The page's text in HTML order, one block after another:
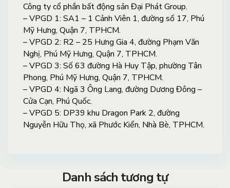
Công ty cổ phần bất động sản Đại Phát Group.
– VPGD 1: SA1 – 1 Cảnh Viên 1, đường số 17, Phú
Mỹ Hưng, Quận 7, TPHCM.
– VPGD 2: R2 – 25 Hưng Gia 4, đường Phạm Văn
Nghị, Phú Mỹ Hưng, Quận 7, TPHCM.
– VPGD 3: Số 63 đường Hà Huy Tập, phường Tân
Phong, Phú Mỹ Hưng, Quận 7, TPHCM.
– VPGD 4: Ngã 3 Ông Lang, đường Dương Đông –
Cửa Cạn, Phú Quốc.
– VPGD 5: DP39 khu Dragon Park 2, đường
Nguyễn Hữu Thọ, xã Phước Kiển, Nhà Bè, TPHCM.
Danh sách tương tự